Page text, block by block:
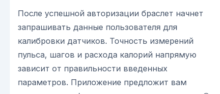
После успешной авторизации браслет начнет
запрашивать данные пользователя для
калибровки датчиков. Точность измерений
пульса, шагов и расхода калорий напрямую
зависит от правильности введенных
параметров. Приложение предложит вам